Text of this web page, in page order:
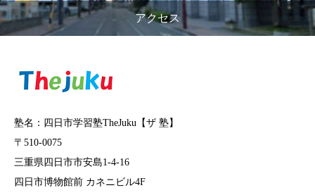
アクセス
塾名：四日市学習塾TheJuku【ザ 塾】
〒510-0075
三重県四日市市安島1-4-16
四日市博物館前 カネニビル4F